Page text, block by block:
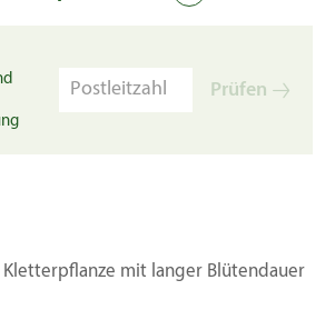
Prüfen
mit langer Blütendauer